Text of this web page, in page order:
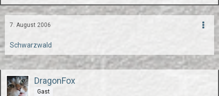
7. August 2006
Schwarzwald
DragonFox
Gast